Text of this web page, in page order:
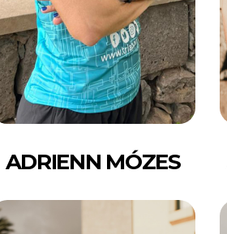
ADRIENN MÓZES